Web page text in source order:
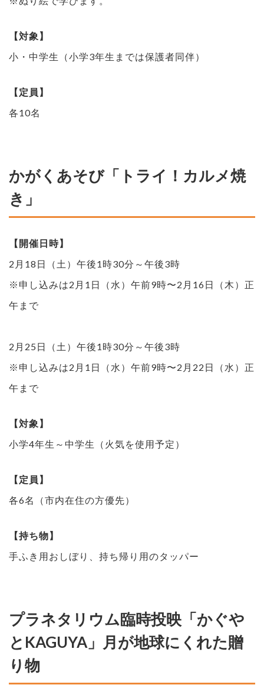
【対象】
小・中学生（小学3年生までは保護者同伴）
【定員】
各10名
かがくあそび「トライ！カルメ焼
き」
【開催日時】
2月18日（土）午後1時30分～午後3時
※申し込みは2月1日（水）午前9時〜2月16日（木）正
午まで
2月25日（土）午後1時30分～午後3時
※申し込みは2月1日（水）午前9時〜2月22日（水）正
午まで
【対象】
小学4年生～中学生（火気を使用予定）
【定員】
各6名（市内在住の方優先）
【持ち物】
手ふき用おしぼり、持ち帰り用のタッパー
プラネタリウム臨時投映「かぐや
とKAGUYA」月が地球にくれた贈
り物